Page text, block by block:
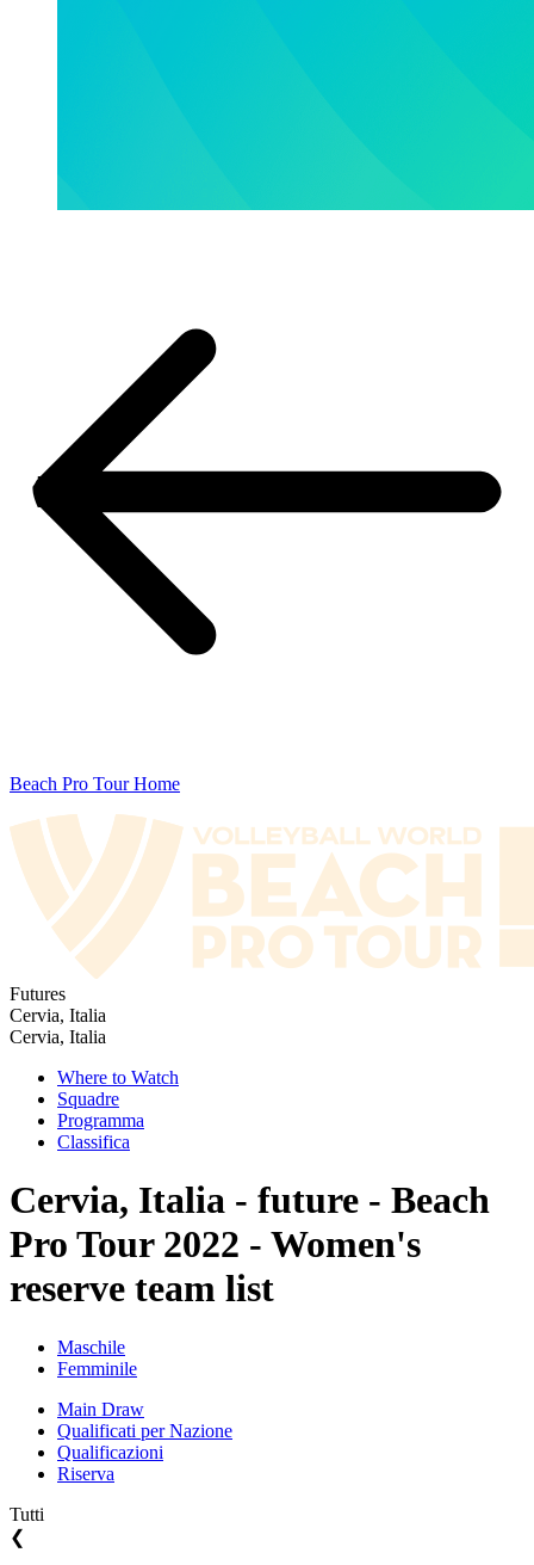
Beach Pro Tour Home
Futures
Cervia, Italia
Cervia, Italia
Where to Watch
Squadre
Programma
Classifica
Cervia, Italia - future - Beach
Pro Tour 2022 - Women's
reserve team list
Maschile
Femminile
Main Draw
Qualificati per Nazione
Qualificazioni
Riserva
Tutti
❮